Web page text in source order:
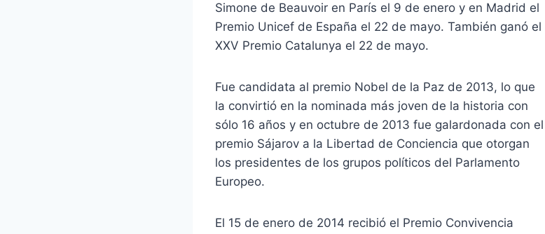
Simone de Beauvoir en París el 9 de enero y en Madrid el
Premio Unicef de España el 22 de mayo. También ganó el
XXV Premio Catalunya el 22 de mayo.
Fue candidata al premio Nobel de la Paz de 2013, lo que
la convirtió en la nominada más joven de la historia con
sólo 16 años y en octubre de 2013 fue galardonada con el
premio Sájarov a la Libertad de Conciencia que otorgan
los presidentes de los grupos políticos del Parlamento
Europeo.
El 15 de enero de 2014 recibió el Premio Convivencia